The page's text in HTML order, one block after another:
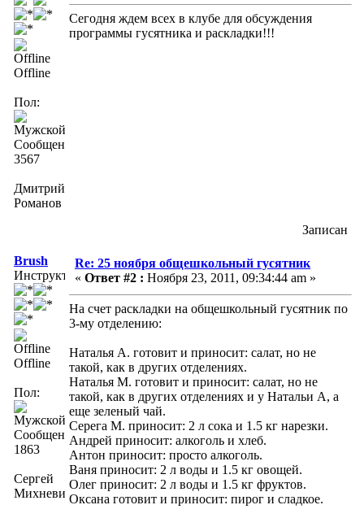
Offline
Пол:
Сообщений:
3567
Дмитрий
Романов
Сегодня ждем всех в клубе для обсуждения
программы гусятника и раскладки!!!
Записан
Brush
Инструктор
Offline
Пол:
Сообщений:
1863
Сергей
Михневич
Re: 25 ноября общешкольный гусятник
« Ответ #2 : Ноября 23, 2011, 09:34:44 am »
На счет раскладки на общешкольный гусятник по
3-му отделению:
Наталья А. готовит и приносит: салат, но не
такой, как в других отделениях.
Наталья М. готовит и приносит: салат, но не
такой, как в других отделениях и у Натальи А, а
еще зеленый чай.
Серега М. приносит: 2 л сока и 1.5 кг нарезки.
Андрей приносит: алкоголь и хлеб.
Антон приносит: просто алкоголь.
Ваня приносит: 2 л воды и 1.5 кг овощей.
Олег приносит: 2 л воды и 1.5 кг фруктов.
Оксана готовит и приносит: пирог и сладкое.